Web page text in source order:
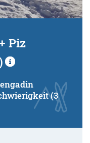
Piz
(3